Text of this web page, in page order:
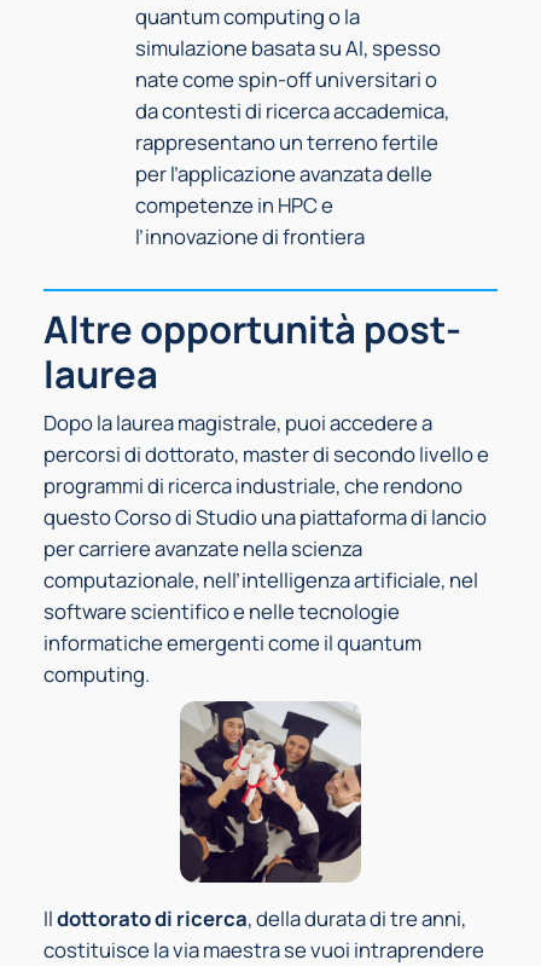
quantum computing o la
simulazione basata su AI, spesso
nate come spin-off universitari o
da contesti di ricerca accademica,
rappresentano un terreno fertile
per l’applicazione avanzata delle
competenze in HPC e
l’innovazione di frontiera
Altre opportunità post-
laurea
Dopo la laurea magistrale, puoi accedere a
percorsi di dottorato, master di secondo livello e
programmi di ricerca industriale, che rendono
questo Corso di Studio una piattaforma di lancio
per carriere avanzate nella scienza
computazionale, nell’intelligenza artificiale, nel
software scientifico e nelle tecnologie
informatiche emergenti come il quantum
computing.
Ildottorato di ricerca, della durata di tre anni,
costituisce la via maestra se vuoi intraprendere